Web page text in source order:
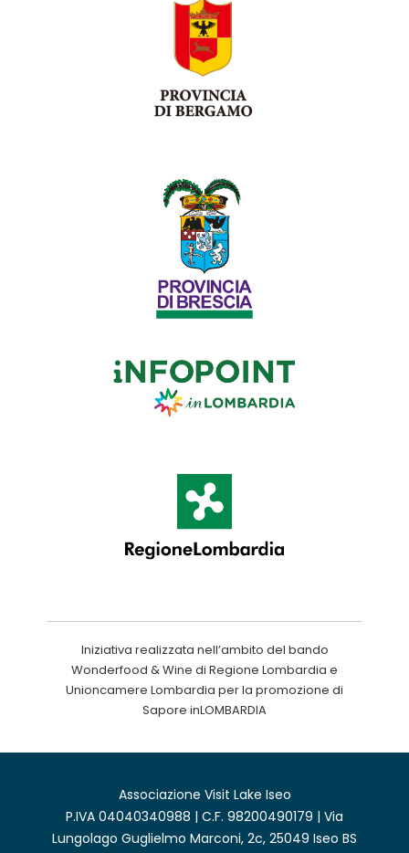
Iniziativa realizzata nell’ambito del bando
Wonderfood & Wine di Regione Lombardia e
Unioncamere Lombardia per la promozione di
Sapore inLOMBARDIA
Associazione Visit Lake Iseo
P.IVA 04040340988 | C.F. 98200490179 | Via
Lungolago Guglielmo Marconi, 2c, 25049 Iseo BS